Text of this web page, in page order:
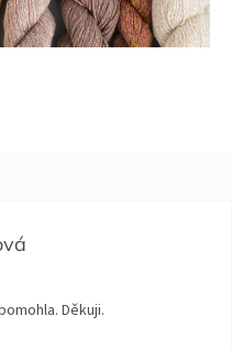
5 z 5 hvězdiček.
Děkuji.